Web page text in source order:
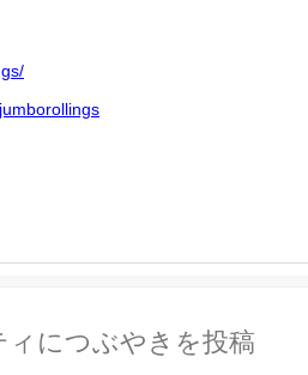
s/
rollings
ィにつぶやきを投稿